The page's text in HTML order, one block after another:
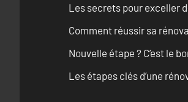
Les secrets pour exceller
Comment réussir sa
Nouvelle étape ? C’est le
Les étapes clés d’une